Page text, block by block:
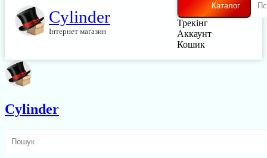
Cylinder
Інтернет магазин
Каталог
Трекінг
Аккаунт
Кошик
Cylinder